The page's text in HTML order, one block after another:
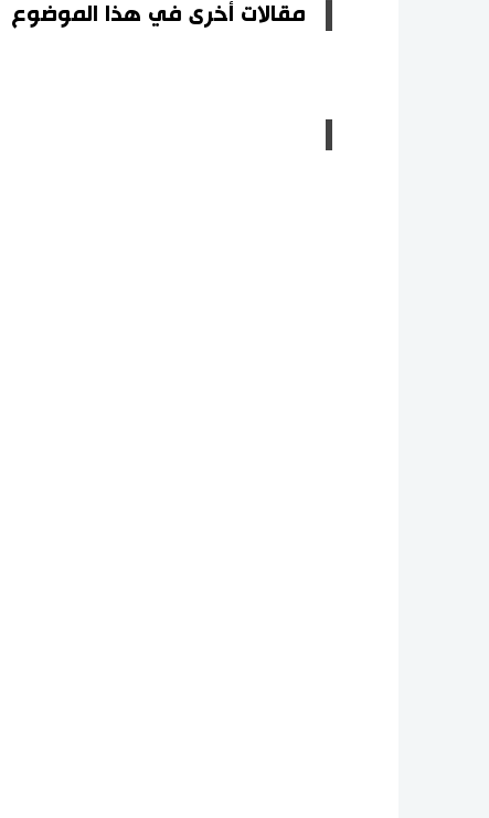
مقالات أخرى في هذا الموضوع